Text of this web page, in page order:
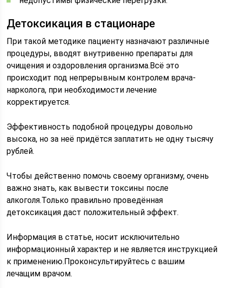
Детоксикация в стационаре
При такой методике пациенту назначают различные
процедуры, вводят внутривенно препараты для
очищения и оздоровления организма.Всё это
происходит под непрерывным контролем врача-
нарколога, при необходимости лечение
корректируется.
Эффективность подобной процедуры довольно
высока, но за неё придётся заплатить не одну тысячу
рублей.
Чтобы действенно помочь своему организму, очень
важно знать, как вывести токсины после
алкоголя.Только правильно проведённая
детоксикация даст положительный эффект.
Информация в статье, носит исключительно
информационный характер и не является инструкцией
к применению.Проконсультируйтесь с вашим
лечащим врачом.